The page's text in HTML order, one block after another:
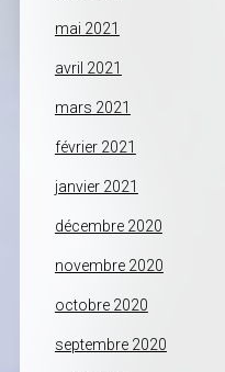
mai 2021
avril 2021
mars 2021
février 2021
janvier 2021
décembre 2020
novembre 2020
octobre 2020
septembre 2020